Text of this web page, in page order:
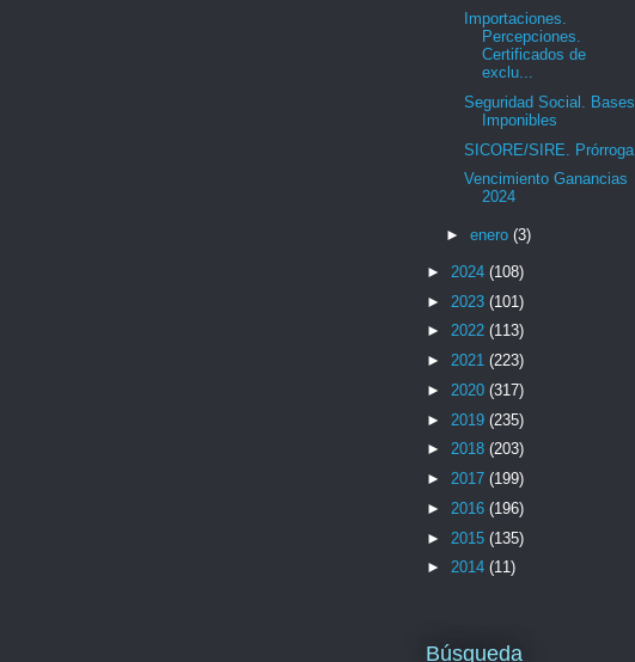
Importaciones.
Percepciones.
Certificados de
exclu...
Seguridad Social. Bases
Imponibles
SICORE/SIRE. Prórroga
Vencimiento Ganancias
2024
► enero (3)
► 2024 (108)
► 2023 (101)
► 2022 (113)
► 2021 (223)
► 2020 (317)
► 2019 (235)
► 2018 (203)
► 2017 (199)
► 2016 (196)
► 2015 (135)
► 2014 (11)
Búsqueda